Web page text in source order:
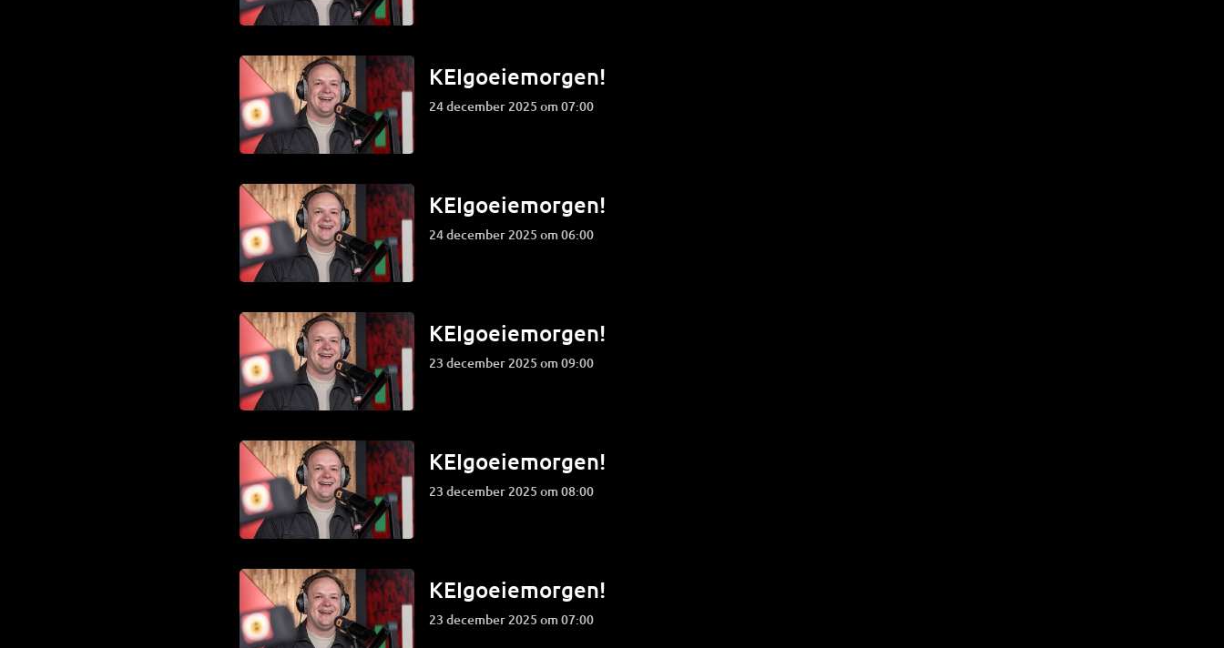
KEIgoeiemorgen!
24 december 2025 om 07:00
KEIgoeiemorgen!
24 december 2025 om 06:00
KEIgoeiemorgen!
23 december 2025 om 09:00
KEIgoeiemorgen!
23 december 2025 om 08:00
KEIgoeiemorgen!
23 december 2025 om 07:00